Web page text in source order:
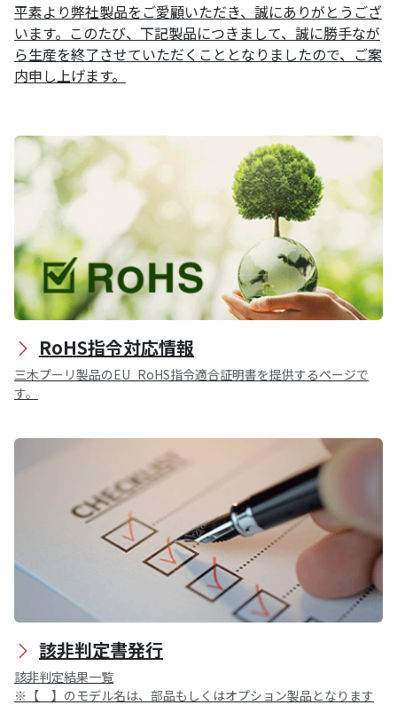
平素より弊社製品をご愛顧いただき、誠にありがとうござ
います。このたび、下記製品につきまして、誠に勝手なが
ら生産を終了させていただくこととなりましたので、ご案
内申し上げます。
RoHS指令対応情報
三木プーリ製品のEU_RoHS指令適合証明書を提供するページで
す。
該非判定書発行
該非判定結果一覧
※【 】のモデル名は、部品もしくはオプション製品となります